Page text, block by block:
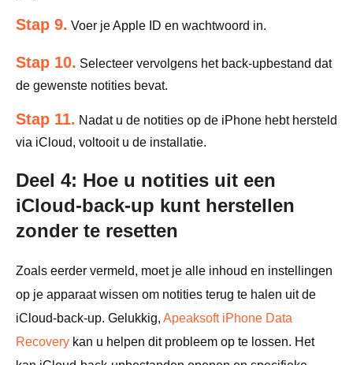
Stap 9. Voer je Apple ID en wachtwoord in.
Stap 10. Selecteer vervolgens het back-upbestand dat
de gewenste notities bevat.
Stap 11. Nadat u de notities op de iPhone hebt hersteld
via iCloud, voltooit u de installatie.
Deel 4: Hoe u notities uit een
iCloud-back-up kunt herstellen
zonder te resetten
Zoals eerder vermeld, moet je alle inhoud en instellingen
op je apparaat wissen om notities terug te halen uit de
iCloud-back-up. Gelukkig, Apeaksoft iPhone Data
Recovery kan u helpen dit probleem op te lossen. Het